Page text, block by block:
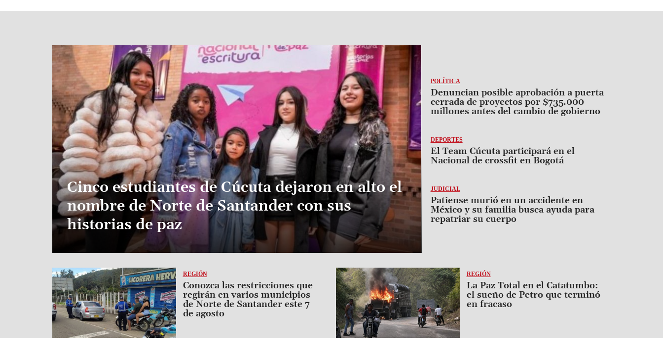
Image
Cinco estudiantes de Cúcuta dejaron en alto el
nombre de Norte de Santander con sus
historias de paz
POLÍTICA
Denuncian posible aprobación a puerta
cerrada de proyectos por $735.000
millones antes del cambio de gobierno
DEPORTES
El Team Cúcuta participará en el
Nacional de crossfit en Bogotá
JUDICIAL
Patiense murió en un accidente en
México y su familia busca ayuda para
repatriar su cuerpo
Image REGIÓN
Conozca las restricciones que
regirán en varios municipios
de Norte de Santander este 7
de agosto
Image REGIÓN
La Paz Total en el Catatumbo:
el sueño de Petro que terminó
en fracaso